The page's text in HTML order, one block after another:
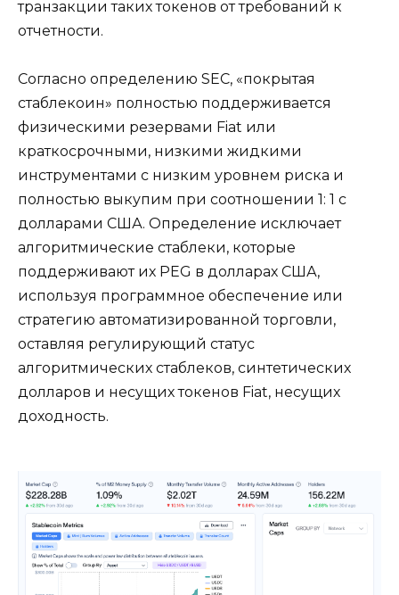
транзакции таких токенов от требований к
отчетности.
Согласно определению SEC, «покрытая
стаблекоин» полностью поддерживается
физическими резервами Fiat или
краткосрочными, низкими жидкими
инструментами с низким уровнем риска и
полностью выкупим при соотношении 1: 1 с
долларами США. Определение исключает
алгоритмические стаблеки, которые
поддерживают их PEG в долларах США,
используя программное обеспечение или
стратегию автоматизированной торговли,
оставляя регулирующий статус
алгоритмических стаблеков, синтетических
долларов и несущих токенов Fiat, несущих
доходность.